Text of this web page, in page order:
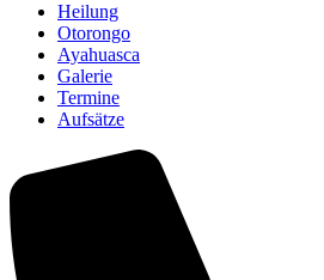
Heilung
Otorongo
Ayahuasca
Galerie
Termine
Aufsätze